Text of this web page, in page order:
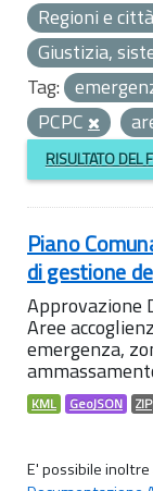
Regioni e città
Giustizia,
Tag:
PCPC
RISULTATO DEL
Piano
di gestione
Approvazione
Aree
emergenza,
KML GeoJSON ZIP
E' possibile